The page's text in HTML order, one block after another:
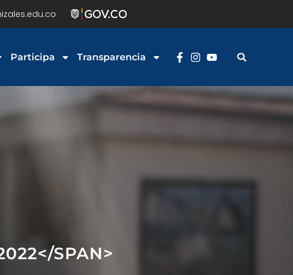
Participa Transparencia
SPAN>